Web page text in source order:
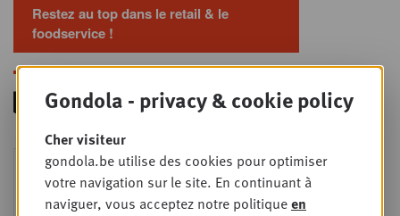
Restez au top dans le retail & le
foodservice !
MER
9
SEPT
Foodservice - Joint
business planning
Intro to Negotiation: Succes aan de
Gondola - privacy & cookie policy
Cher visiteur
gondola.be utilise des cookies pour optimiser
votre navigation sur le site. En continuant à
naviguer, vous acceptez notre politiqueen